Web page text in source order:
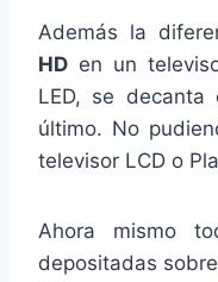
Además la
HD en un
LED, se
último. No
televisor LCD o
Ahora mismo
depositadas